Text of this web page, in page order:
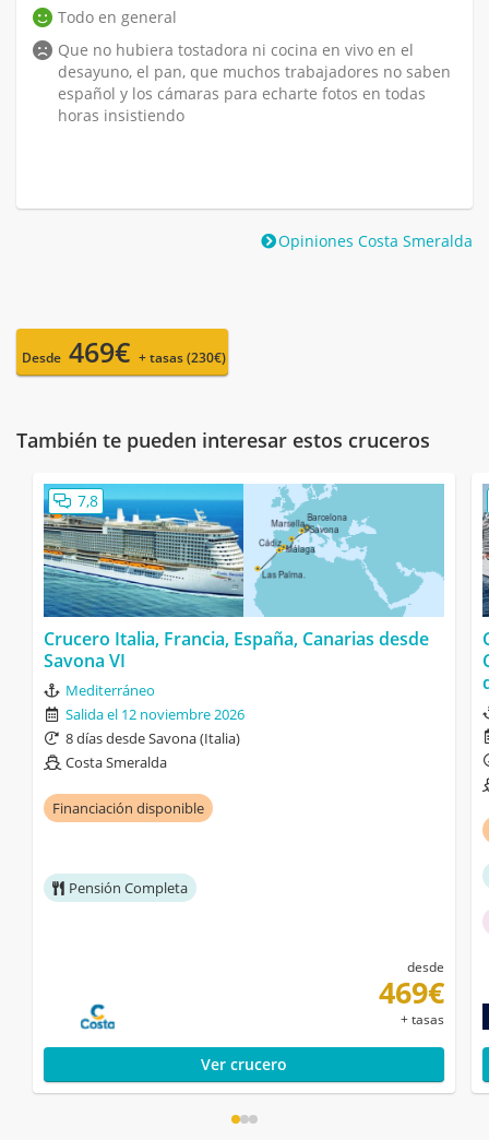
Todo en general
Que no hubiera tostadora ni cocina en vivo en el
desayuno, el pan, que muchos trabajadores no saben
español y los cámaras para echarte fotos en todas
horas insistiendo
Opiniones Costa Smeralda
Desde 469€ + tasas (230€)
También te pueden interesar estos cruceros
7,8
Crucero Italia, Francia, España, Canarias desde
Savona VI
Mediterráneo
Salida el 12 noviembre 2026
8 días desde Savona (Italia)
Costa Smeralda
Financiación disponible
Pensión Completa
desde
469€
+ tasas
Ver crucero